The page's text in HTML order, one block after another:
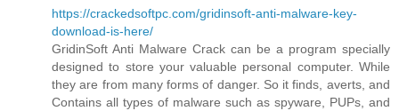
https://crackedsoftpc.com/gridinsoft-anti-malware-key-
download-is-here/
GridinSoft Anti Malware Crack can be a program specially
designed to store your valuable personal computer. While
they are from many forms of danger. So it finds, averts, and
Contains all types of malware such as spyware, PUPs, and